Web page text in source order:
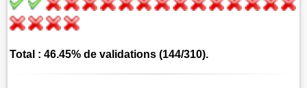
Total : 46.45% de validations (144/310).